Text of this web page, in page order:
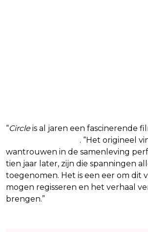
“Circleis al jaren een fascinerende
. “Het origineel
wantrouwen in de samenleving
tien jaar later, zijn die spanningen
toegenomen. Het is een eer om dit
mogen regisseren en het verhaal
brengen.”